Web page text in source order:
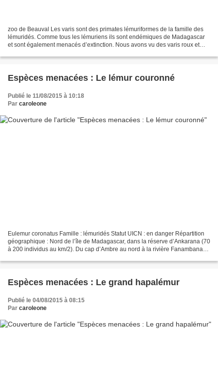
zoo de Beauval Les varis sont des primates lémuriformes de la famille des
lémuridés. Comme tous les lémuriens ils sont endémiques de Madagascar
et sont également menacés d’extinction. Nous avons vu des varis roux et
Espèces menacées : Le lémur couronné
Publié le 11/08/2015 à 10:18
Par caroleone
Eulemur coronatus Famille : lémuridés Statut UICN : en danger Répartition
géographique : Nord de l’île de Madagascar, dans la réserve d’Ankarana (70
à 200 individus au km/2). Du cap d’Ambre au nord à la rivière Fanambana
Espèces menacées : Le grand hapalémur
Publié le 04/08/2015 à 08:15
Par caroleone